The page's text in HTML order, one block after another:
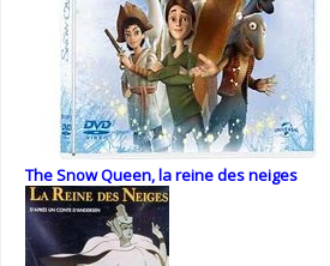
The Snow Queen, la reine des neiges